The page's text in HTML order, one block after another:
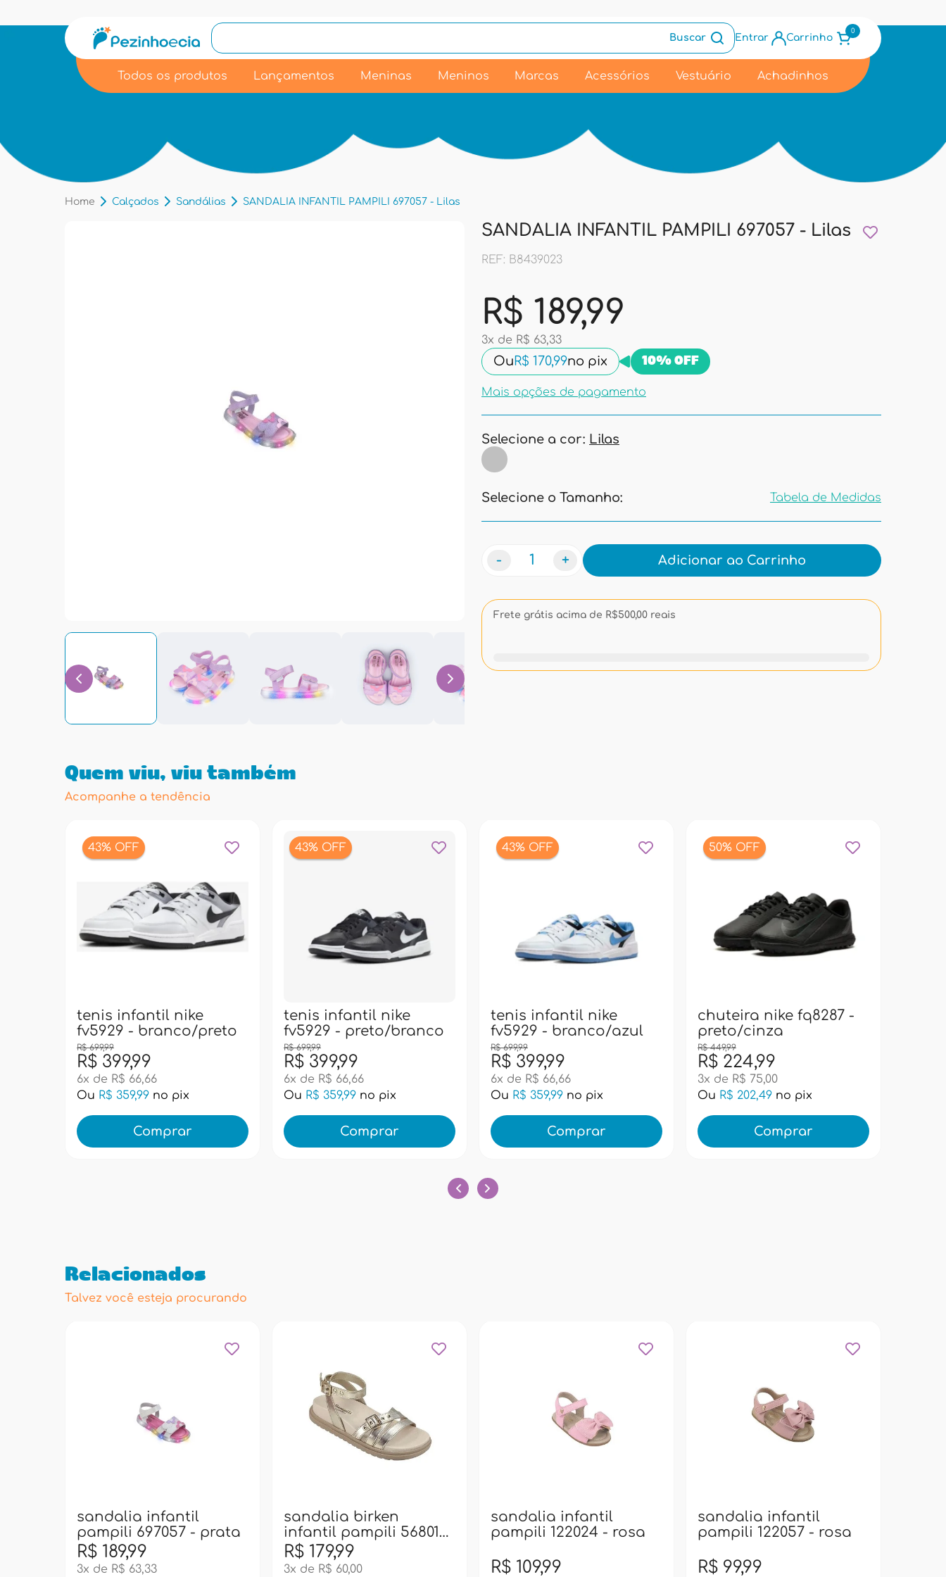
Buscar Entrar Carrinho
0
Todos os produtos Lançamentos Meninas Meninos Marcas Acessórios Vestuário Achadinhos
Home Calçados Sandálias SANDALIA INFANTIL PAMPILI 697057 - Lilas
SANDALIA INFANTIL PAMPILI 697057 - Lilas
REF: B8439023
R$ 189,99
3x de R$ 63,33
Ou R$ 170,99no pix 10% OFF
Mais opções de pagamento
Selecione a cor: Lilas
Selecione o Tamanho: Tabela de Medidas
Medidas
- + Adicionar ao Carrinho
Frete grátis acima de R$500,00 reais
Quem viu, viu também
Acompanhe a tendência
43% OFF
tenis infantil nike
fv5929 - branco/preto
R$ 399,99
R$ 699,99
6x de R$ 66,66
Ou R$ 359,99 no pix
Comprar
43% OFF
tenis infantil nike
fv5929 - preto/branco
R$ 399,99
R$ 699,99
6x de R$ 66,66
Ou R$ 359,99 no pix
Comprar
43% OFF
tenis infantil nike
fv5929 - branco/azul
R$ 399,99
R$ 699,99
6x de R$ 66,66
Ou R$ 359,99 no pix
Comprar
50% OFF
chuteira nike fq8287 -
preto/cinza
R$ 224,99
R$ 449,99
3x de R$ 75,00
Ou R$ 202,49 no pix
Comprar
Relacionados
Talvez você esteja procurando
sandalia infantil
pampili 697057 - prata
R$ 189,99
3x de R$ 63,33
sandalia birken
infantil pampili 568012
- dourado
R$ 179,99
3x de R$ 60,00
sandalia infantil
pampili 122024 - rosa
R$ 109,99
sandalia infantil
pampili 122057 - rosa
R$ 99,99